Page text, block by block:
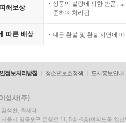
해보상
상품의 불량에 의한 반품,
준하여 처리됨
따른 배상 대금 환불 및 환불 지연에
정보처리방침 청소년보호정책 도서홍보안내
김석환, 최세라
서울시 영등포구 은행로 11, 5층~6층(여의도동,일신